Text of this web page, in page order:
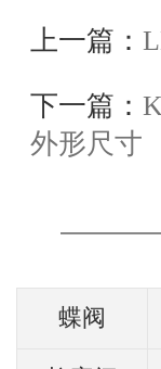
上一篇：
下一篇：
外形尺寸
蝶阀